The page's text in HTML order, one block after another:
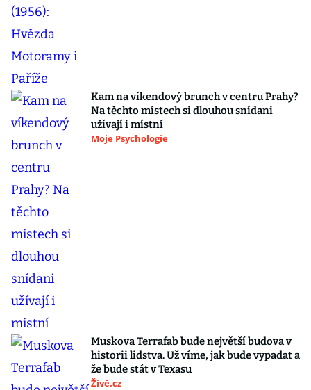
Kam na víkendový brunch v centru Prahy?
Na těchto místech si dlouhou snídani
užívají i místní
Moje Psychologie
Muskova Terrafab bude největší budova v
historii lidstva. Už víme, jak bude vypadat a
že bude stát v Texasu
Živě.cz